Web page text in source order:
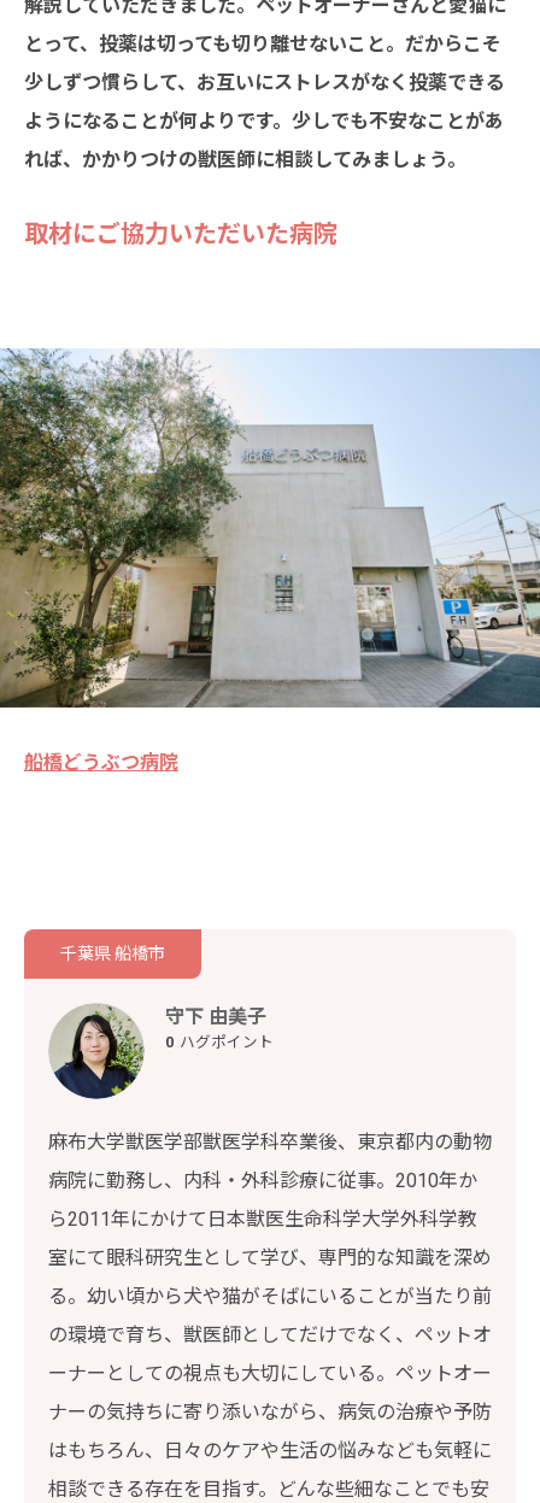
解説していただきました。ペットオーナーさんと愛猫に
とって、投薬は切っても切り離せないこと。だからこそ
少しずつ慣らして、お互いにストレスがなく投薬できる
ようになることが何よりです。少しでも不安なことがあ
れば、かかりつけの獣医師に相談してみましょう。
取材にご協力いただいた病院
船橋どうぶつ病院
千葉県 船橋市
守下 由美子
0 ハグポイント
麻布大学獣医学部獣医学科卒業後、東京都内の動物
病院に勤務し、内科・外科診療に従事。2010年か
ら2011年にかけて日本獣医生命科学大学外科学教
室にて眼科研究生として学び、専門的な知識を深め
る。幼い頃から犬や猫がそばにいることが当たり前
の環境で育ち、獣医師としてだけでなく、ペットオ
ーナーとしての視点も大切にしている。ペットオー
ナーの気持ちに寄り添いながら、病気の治療や予防
はもちろん、日々のケアや生活の悩みなども気軽に
相談できる存在を目指す。どんな些細なことでも安